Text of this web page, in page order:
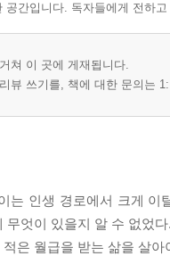
공간입니다. 독자들에게 전하
쳐 이 곳에 게재됩니다.
뷰 쓰기를, 책에 대한 문의는
는 인생 경로에서 크게
무엇이 있을지 알 수 없었
은 월급을 받는 삶을 살